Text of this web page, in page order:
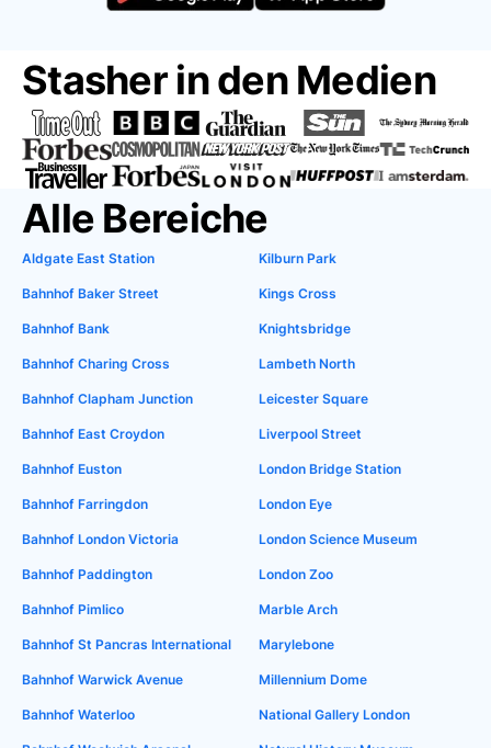
Stasher in den Medien
Alle Bereiche
Aldgate East Station
Bahnhof Baker Street
Bahnhof Bank
Bahnhof Charing Cross
Bahnhof Clapham Junction
Bahnhof East Croydon
Bahnhof Euston
Bahnhof Farringdon
Bahnhof London Victoria
Bahnhof Paddington
Bahnhof Pimlico
Bahnhof St Pancras International
Bahnhof Warwick Avenue
Bahnhof Waterloo
Kilburn Park
Kings Cross
Knightsbridge
Lambeth North
Leicester Square
Liverpool Street
London Bridge Station
London Eye
London Science Museum
London Zoo
Marble Arch
Marylebone
Millennium Dome
National Gallery London